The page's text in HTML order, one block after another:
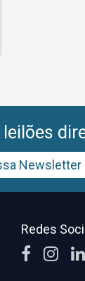
Newsletter
Redes